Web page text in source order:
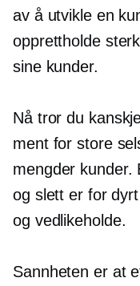
av å utvikle en
opprettholde
sine kunder.
Nå tror du
ment for store
mengder kunder.
og slett er for
og vedlikeholde.
Sannheten er at